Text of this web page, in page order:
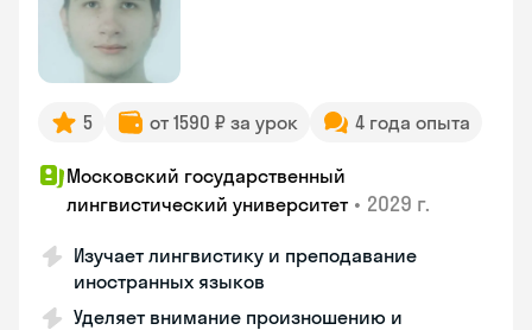
5 от 1590 ₽ за урок 4 года опыта
Московский государственный
лингвистический университет • 2029 г.
Изучает лингвистику и преподавание
иностранных языков
Уделяет внимание произношению и